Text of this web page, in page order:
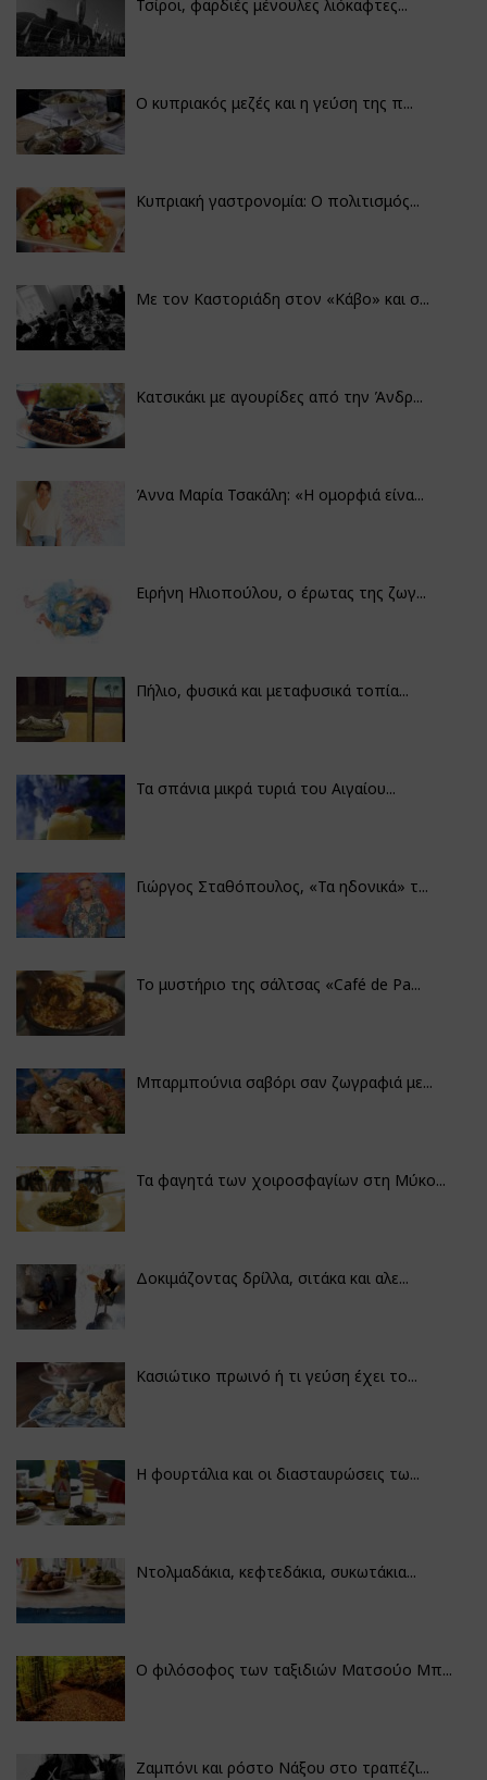
Τσίροι, φαρδιές μένουλες λιόκαφτες...
Ο κυπριακός μεζές και η γεύση της π...
Κυπριακή γαστρονομία: Ο πολιτισμός...
Με τον Καστοριάδη στον «Κάβο» και σ...
Κατσικάκι με αγουρίδες από την Άνδρ...
Άννα Μαρία Τσακάλη: «Η ομορφιά είνα...
Ειρήνη Ηλιοπούλου, ο έρωτας της ζωγ...
Πήλιο, φυσικά και μεταφυσικά τοπία...
Τα σπάνια μικρά τυριά του Αιγαίου...
Γιώργος Σταθόπουλος, «Τα ηδονικά» τ...
Το μυστήριο της σάλτσας «Café de Pa...
Μπαρμπούνια σαβόρι σαν ζωγραφιά με...
Τα φαγητά των χοιροσφαγίων στη Μύκο...
Δοκιμάζοντας δρίλλα, σιτάκα και αλε...
Κασιώτικο πρωινό ή τι γεύση έχει το...
Η φουρτάλια και οι διασταυρώσεις τω...
Ντολμαδάκια, κεφτεδάκια, συκωτάκια...
Ο φιλόσοφος των ταξιδιών Ματσούο Μπ...
Ζαμπόνι και ρόστο Νάξου στο τραπέζι...